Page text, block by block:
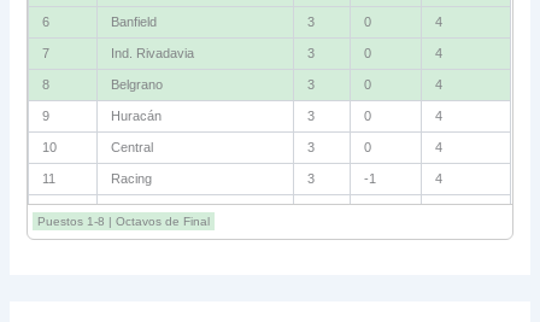
6 Banfield 3 0 4
7 Ind. Rivadavia 3 0 4
8 Belgrano 3 0 4
9 Huracán 3 0 4
10 Central 3 0 4
11 Racing 3 -1 4
12 Estudiantes RC
13 Sarmiento 3 -1 3
Puestos 1-8 | Octavos de Final